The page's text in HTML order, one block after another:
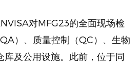
对MFG23的全面现场检
）、质量控制（QC）、生物
库及公用设施。此前，位于同